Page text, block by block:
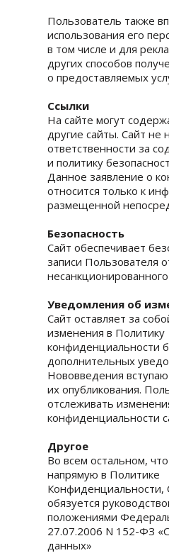
Пользователь также
использования его
в том числе и для
других способов
о предоставляемых
Ссылки
На сайте могут
другие сайты. Сайт не
ответственности за
и политику
Данное заявление о
относится только к
размещенной
Безопасность
Сайт обеспечивает
записи Пользователя
Уведомления об
Сайт оставляет за
изменения в Политику
конфиденциальности
дополнительных
Нововведения
их опубликования.
отслеживать
конфиденциальности
Другое
Во всем остальном,
напрямую в Политике
Конфиденциальности,
обязуется
положениями
27.07.2006 N 152-ФЗ
данных»